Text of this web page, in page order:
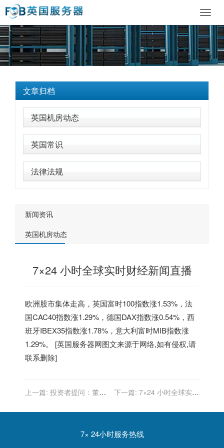
文章归档
英国机房动态
英国常识
法律法规
新闻资讯
英国机房动态
7×24 小时全球实时财经新闻直播
欧洲股市集体走高， 英国富时100指数涨1.53%，法
国CAC40指数涨1.29%，德国DAX指数涨0.54%，西
班牙IBEX35指数涨1.78%，意大利富时MIB指数涨
1.29%。 [英国服务器网图文来源于网络,如有侵权,请
联系删除]
上一篇: 投资者提问：董秘
尼和英国陆续推出tikto…
下一篇: 7×24 小时全球实时
7× 24小时服务热线